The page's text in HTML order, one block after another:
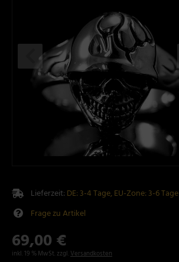
Lieferzeit: DE: 3-4 Tage, EU-Zone: 3-6 Tage
Frage zu Artikel
69,00 €
inkl. 19 % MwSt. zzgl. Versandkosten